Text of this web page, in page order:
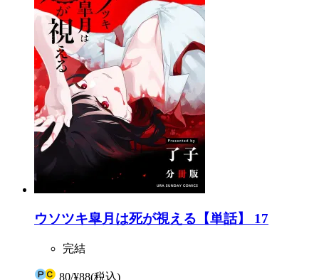
ウソツキ皐月は死が視える【単話】 17
完結
80/¥88(税込)